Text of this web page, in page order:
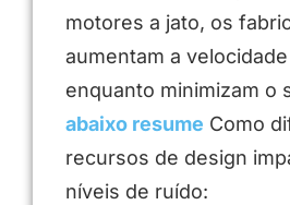
motores a jato, os
aumentam a
enquanto minimizam o
abaixo resume Como
recursos de design
níveis de ruído: